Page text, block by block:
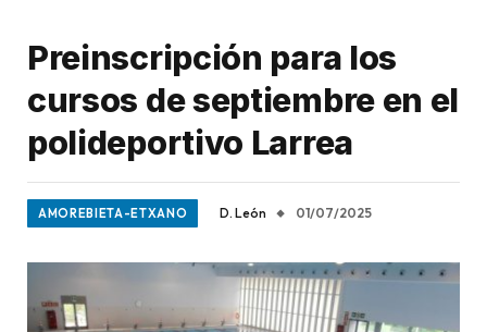
Preinscripción para los
cursos de septiembre en el
polideportivo Larrea
AMOREBIETA-ETXANO D. León 01/07/2025